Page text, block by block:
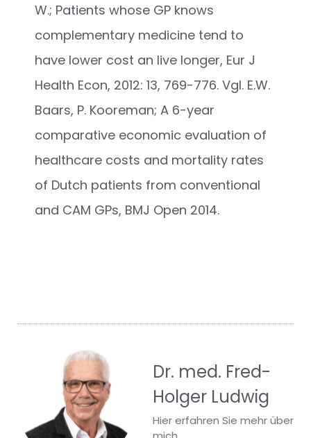
W.; Patients whose GP knows
complementary medicine tend to
have lower cost an live longer, Eur J
Health Econ, 2012: 13, 769-776. Vgl. E.W.
Baars, P. Kooreman; A 6-year
comparative economic evaluation of
healthcare costs and mortality rates
of Dutch patients from conventional
and CAM GPs, BMJ Open 2014.
Dr. med. Fred-
Holger Ludwig
Hier erfahren Sie mehr über